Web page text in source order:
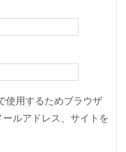
使用するためブラウザ
ルアドレス、サイトを